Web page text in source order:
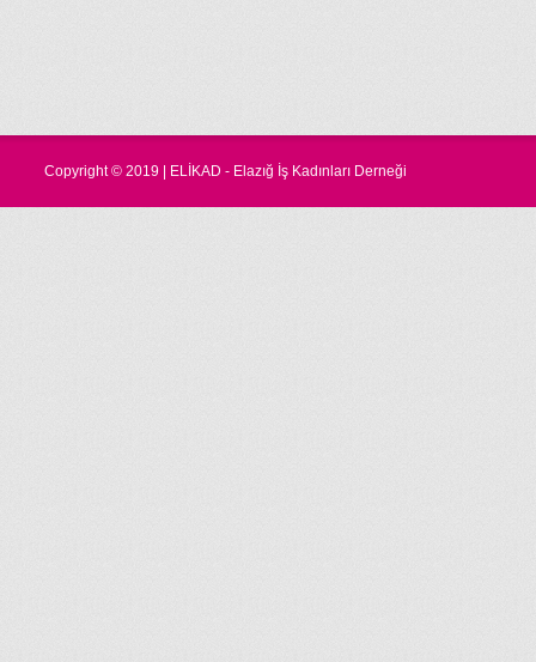
Copyright © 2019 | ELİKAD - Elazığ İş Kadınları Derneği